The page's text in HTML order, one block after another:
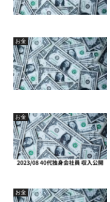
お金
お金
お金